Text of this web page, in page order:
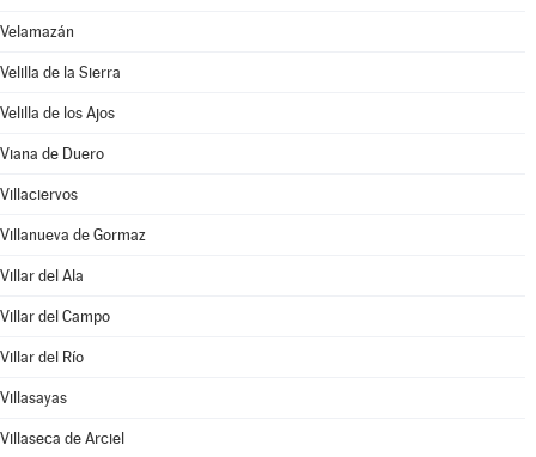
Velamazán
Velilla de la Sierra
Velilla de los Ajos
Viana de Duero
Villaciervos
Villanueva de Gormaz
Villar del Ala
Villar del Campo
Villar del Río
Villasayas
Villaseca de Arciel